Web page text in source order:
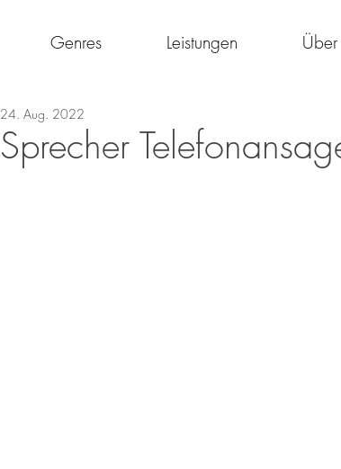
Genres Leistungen
Sprecher
24. Aug. 2022